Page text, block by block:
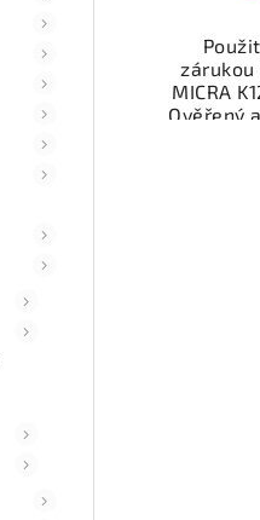
zárukou
MICRA
Ověřený